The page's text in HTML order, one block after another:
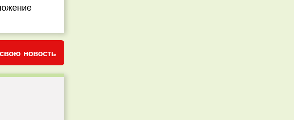
новость